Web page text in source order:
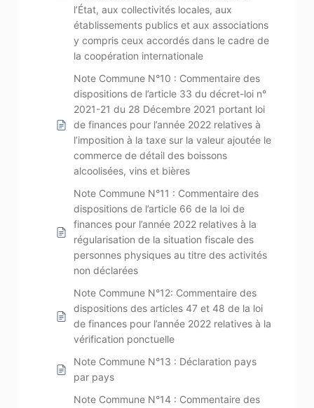
l’État, aux collectivités locales, aux
établissements publics et aux associations
y compris ceux accordés dans le cadre de
la coopération internationale
Note Commune N°10 : Commentaire des
dispositions de l’article 33 du décret-loi n°
2021-21 du 28 Décembre 2021 portant loi
de finances pour l’année 2022 relatives à
l’imposition à la taxe sur la valeur ajoutée le
commerce de détail des boissons
alcoolisées, vins et bières
Note Commune N°11 : Commentaire des
dispositions de l’article 66 de la loi de
finances pour l’année 2022 relatives à la
régularisation de la situation fiscale des
personnes physiques au titre des activités
non déclarées
Note Commune N°12: Commentaire des
dispositions des articles 47 et 48 de la loi
de finances pour l’année 2022 relatives à la
vérification ponctuelle
Note Commune N°13 : Déclaration pays
par pays
Note Commune N°14 : Commentaire des